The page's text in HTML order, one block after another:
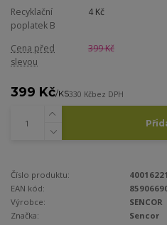
Recyklační
poplatek B
4 Kč
Cena před
slevou
399 Kč
399 Kč/KS330 Kčbez DPH
Číslo produktu:
40016221
EAN kód:
Výrobce:
SENCOR
Značka:
Sencor